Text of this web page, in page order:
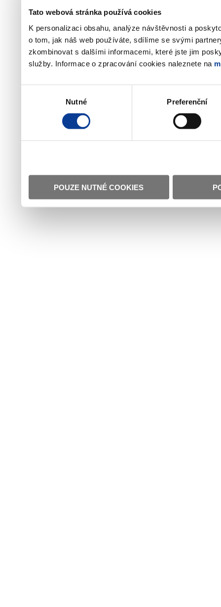
Tato webová stránka používá cookies
K personalizaci obsahu, analýze návštěvnosti a
o tom, jak náš web používáte, sdílíme se svými
zkombinovat s dalšími informacemi, které jste jim
služby. Informace o zpracování cookies naleznete na
Nutné Preferenční
POUZE NUTNÉ COOKIES